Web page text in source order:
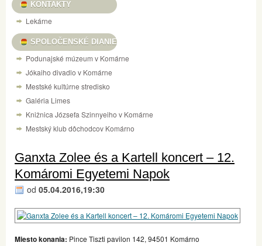
KONTAKTY
Lekárne
SPOLOČENSKÉ DIANIE
Podunajské múzeum v Komárne
Jókaiho divadlo v Komárne
Mestské kultúrne stredisko
Galéria Limes
Knižnica Józsefa Szinnyeiho v Komárne
Mestský klub dôchodcov Komárno
Ganxta Zolee és a Kartell koncert – 12.
Komáromi Egyetemi Napok
od 05.04.2016,19:30
Miesto konania: Pince Tiszti pavilon 142, 94501 Komárno